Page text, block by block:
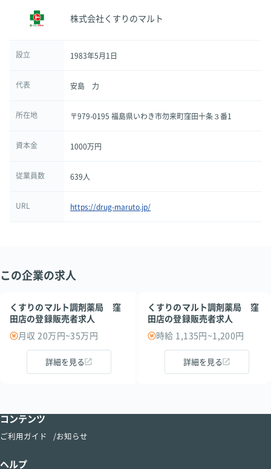
株式会社くすりのマルト
設立 1983年5月1日
代表 安島 力
所在地 〒979-0195 福島県いわき市勿来町窪田十条３番1
資本金 1000万円
従業員数 639人
URL https://drug-maruto.jp/
この企業の求人
くすりのマルト調剤薬局 窪
田店の登録販売者求人
月収 20万円~35万円
詳細を見る
くすりのマルト調剤薬局 窪
田店の登録販売者求人
時給 1,135円~1,200円
詳細を見る
コンテンツ
ご利用ガイド お知らせ
ヘルプ